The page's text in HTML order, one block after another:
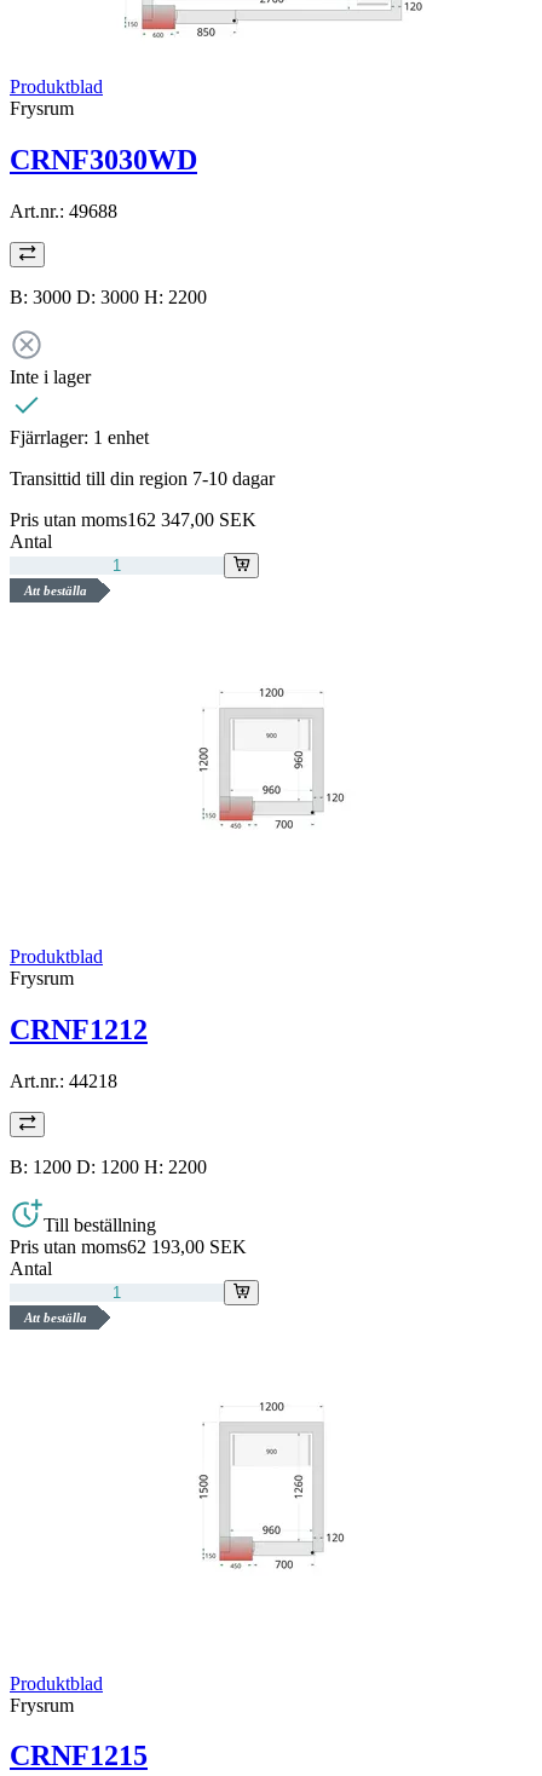
Produktblad
Frysrum
CRNF3030WD
Art.nr.: 49688
B: 3000 D: 3000 H: 2200
Inte i lager
Fjärrlager: 1 enhet
Transittid till din region 7-10 dagar
Pris utan moms162 347,00 SEK
Antal
Att beställa
Produktblad
Frysrum
CRNF1212
Art.nr.: 44218
B: 1200 D: 1200 H: 2200
Till beställning
Pris utan moms62 193,00 SEK
Antal
Att beställa
Produktblad
Frysrum
CRNF1215